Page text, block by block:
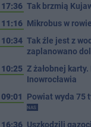
17:36 Tak brzmią
11:16 Mikrobus w
10:34 Tak źle jest z
zaplanowano
10:25 Z żałobnej
Inowrocławia
09:01
Powiat wyda 75
NAS
16:36 Uszkodzili